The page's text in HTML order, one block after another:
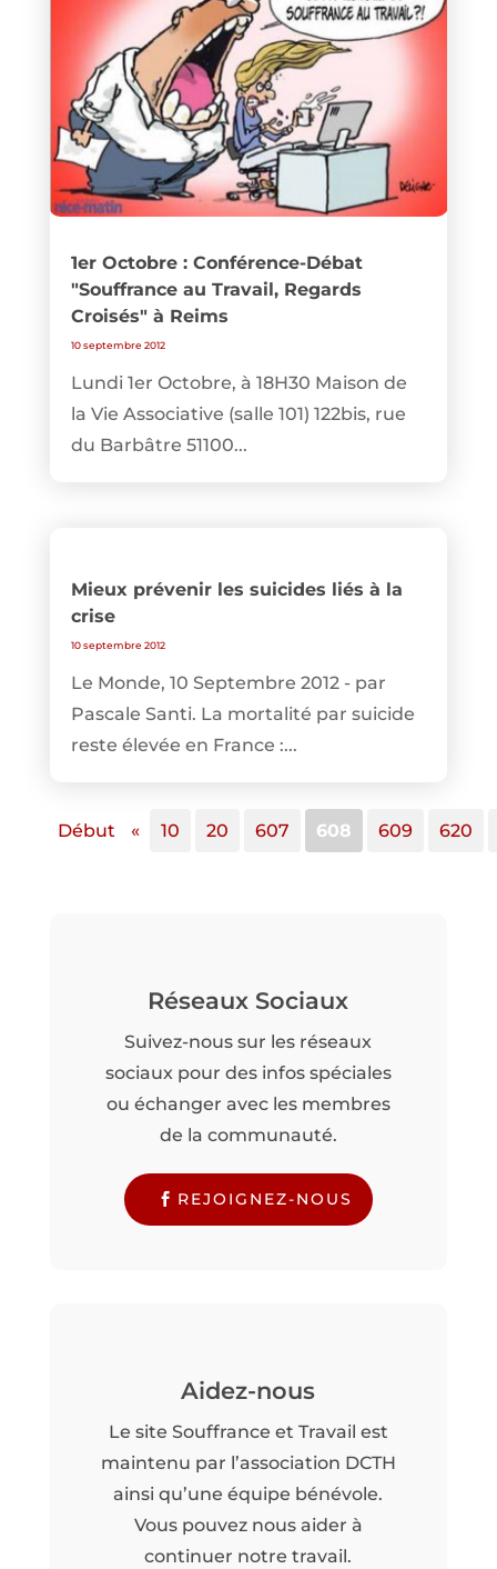
1er Octobre : Conférence-Débat
"Souffrance au Travail, Regards
Croisés" à Reims
10 septembre 2012
Lundi 1er Octobre, à 18H30 Maison de
la Vie Associative (salle 101) 122bis, rue
du Barbâtre 51100...
Mieux prévenir les suicides liés à la
crise
10 septembre 2012
Le Monde, 10 Septembre 2012 - par
Pascale Santi. La mortalité par suicide
reste élevée en France :...
Début « 10 20 607 608 609 620
Réseaux Sociaux
Suivez-nous sur les réseaux
sociaux pour des infos spéciales
ou échanger avec les membres
de la communauté.
REJOIGNEZ-NOUS
Aidez-nous
Le site Souffrance et Travail est
maintenu par l’association DCTH
ainsi qu’une équipe bénévole.
Vous pouvez nous aider à
continuer notre travail.